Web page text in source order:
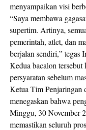
menyampaikan visi
“Saya membawa
supertim. Artinya,
pemerintah, atlet, dan
berjalan sendiri,” tegas
Kedua bacalon
persyaratan sebelum
Ketua Tim Penjaringan
menegaskan bahwa
Minggu, 30 November
memastikan seluruh